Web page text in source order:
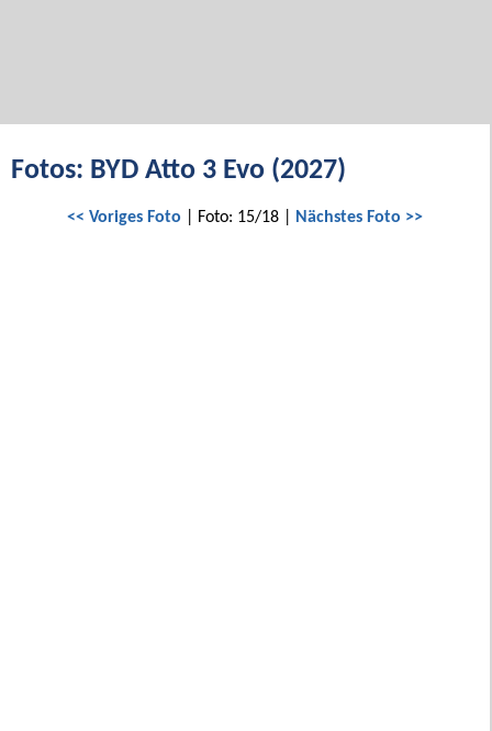
Fotos: BYD Atto 3 Evo (2027)
<< Voriges Foto | Foto: 15/18 | Nächstes Foto >>